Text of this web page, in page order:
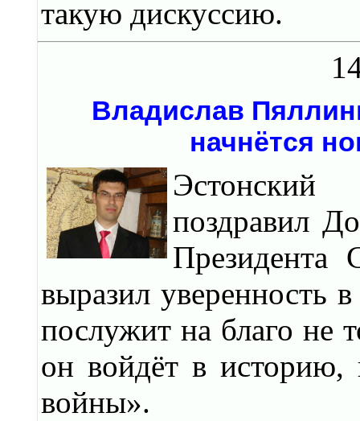
такую дискуссию.
Владислав
начнётся
поздравил
выразил уверенность
послужит на благо не
он войдёт в историю,
войны».